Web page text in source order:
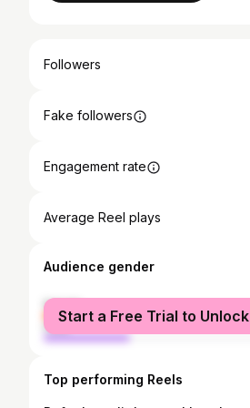
Followers
Fake followers
Engagement rate
Average Reel plays
Audience gender
female
male
Start a Free Trial to Unlock
Top performing Reels